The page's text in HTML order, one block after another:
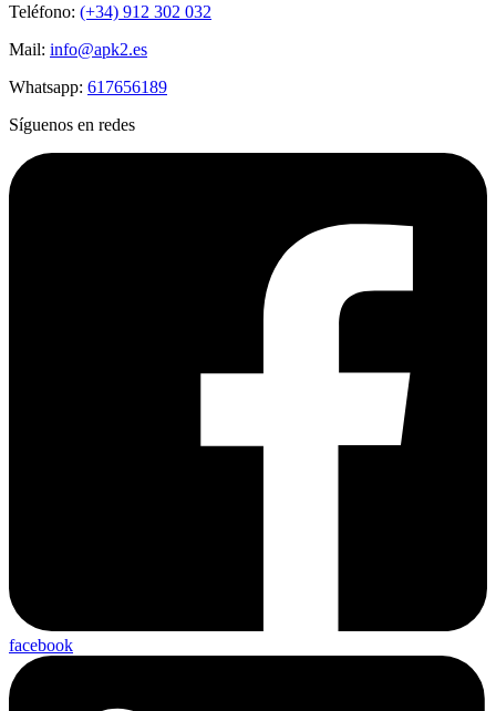
Teléfono: (+34) 912 302 032
Mail: info@apk2.es
Whatsapp: 617656189
Síguenos en redes
facebook